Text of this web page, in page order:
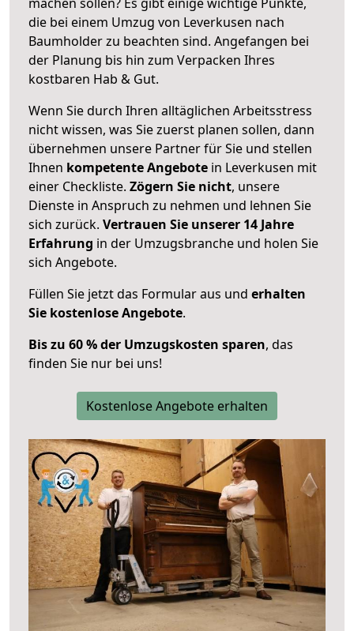
die bei einem Umzug von Leverkusen nach
Baumholder zu beachten sind. Angefangen bei
der Planung bis hin zum Verpacken Ihres
kostbaren Hab & Gut.
Wenn Sie durch Ihren alltäglichen Arbeitsstress
nicht wissen, was Sie zuerst planen sollen, dann
übernehmen unsere Partner für Sie und stellen
Ihnen kompetente Angebote in Leverkusen mit
einer Checkliste. Zögern Sie nicht, unsere
Dienste in Anspruch zu nehmen und lehnen Sie
sich zurück. Vertrauen Sie unserer 14 Jahre
Erfahrung in der Umzugsbranche und holen Sie
sich Angebote.
Füllen Sie jetzt das Formular aus und erhalten
Sie kostenlose Angebote.
Bis zu 60 % der Umzugskosten sparen, das
finden Sie nur bei uns!
Kostenlose Angebote erhalten